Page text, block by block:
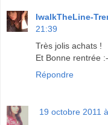
IwalkTheLine-
21:39
Très jolis achats !
Et Bonne rentrée
Répondre
19 octobre 2011